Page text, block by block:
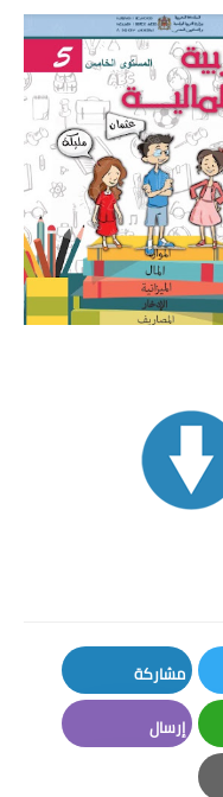
مشاركة
LinkedIn
إرسال